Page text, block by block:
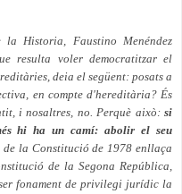
Historia, Faustino Menéndez
resulta voler democratitzar el
deia el següent: posats a
en compte d'hereditària? És
i nosaltres, no. Perquè això: si
hi ha un camí: abolir el seu
la Constitució de 1978 enllaça
de la Segona República,
fonament de privilegi jurídic la